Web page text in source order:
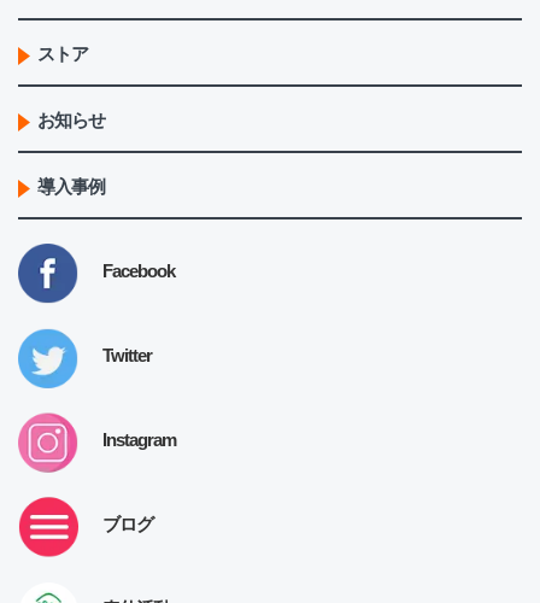
ストア
お知らせ
導入事例
Facebook
Twitter
Instagram
ブログ